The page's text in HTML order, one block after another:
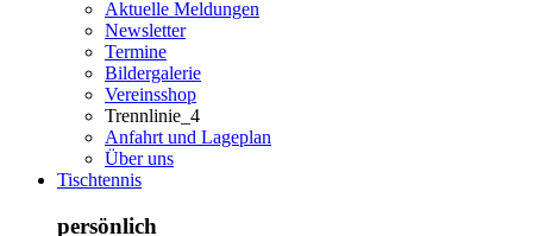
Aktuelle Meldungen
Newsletter
Termine
Bildergalerie
Vereinsshop
Trennlinie_4
Anfahrt und Lageplan
Über uns
Tischtennis
persönlich